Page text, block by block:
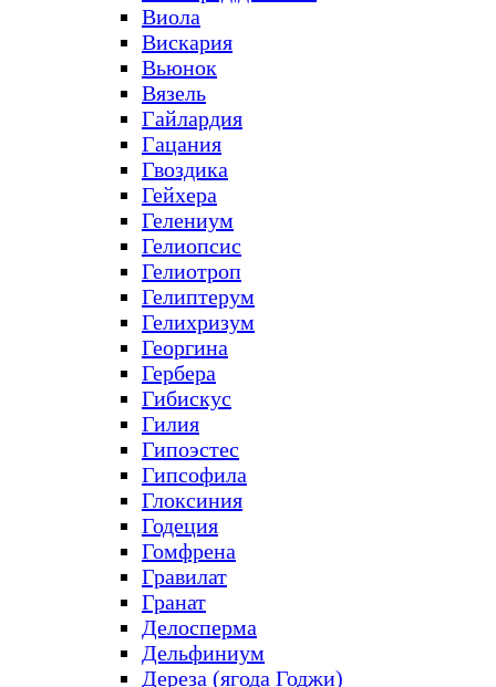
Виола
Вискария
Вьюнок
Вязель
Гайлардия
Гацания
Гвоздика
Гейхера
Гелениум
Гелиопсис
Гелиотроп
Гелиптерум
Гелихризум
Георгина
Гербера
Гибискус
Гилия
Гипоэстес
Гипсофила
Глоксиния
Годеция
Гомфрена
Гравилат
Гранат
Делосперма
Дельфиниум
Дереза (ягода Годжи)